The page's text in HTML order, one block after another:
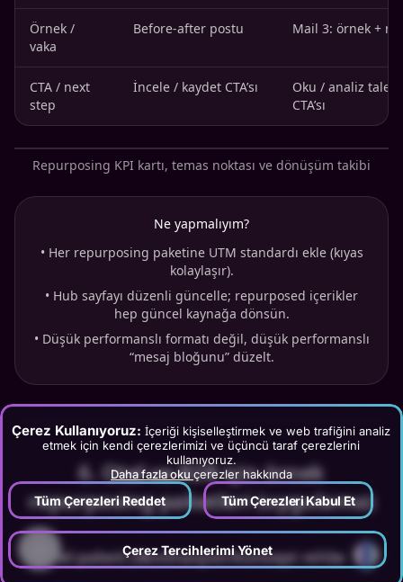
Çerez Kullanıyoruz: İçeriği kişiselleştirmek ve web trafiğini analiz
etmek için kendi çerezlerimizi ve üçüncü taraf çerezlerini
kullanıyoruz.
Daha fazla oku çerezler hakkında
Tüm Çerezleri Reddet Tüm Çerezleri Kabul Et
Çerez Tercihlerimi Yönet
Örnek /
vaka
Before-after postu Mail 3: örnek +
CTA / next
step
İncele / kaydet CTA’sı
Oku / analiz talep
CTA’sı
Repurposing KPI kartı, temas noktası ve dönüşüm takibi
Ne yapmalıyım?
• Her repurposing paketine UTM standardı ekle (kıyas
kolaylaşır).
• Hub sayfayı düzenli güncelle; repurposed içerikler
hep güncel kaynağa dönsün.
• Düşük performanslı formatı değil, düşük performanslı
“mesaj bloğunu” düzelt.
6. Otel ve B2B için örnek
repurposing paketleri (uygulama)
Otel paketi (destinasyon/konsept rehberi)?